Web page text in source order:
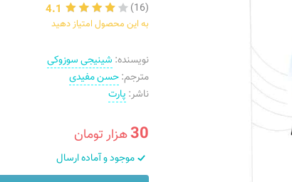
(16)
4.1
به این محصول امتیاز دهید
نویسنده: شینیجی سوزوکی
مترجم:حسن مفیدی
ناشر: پارت
30هزار تومان
موجود و آماده ارسال